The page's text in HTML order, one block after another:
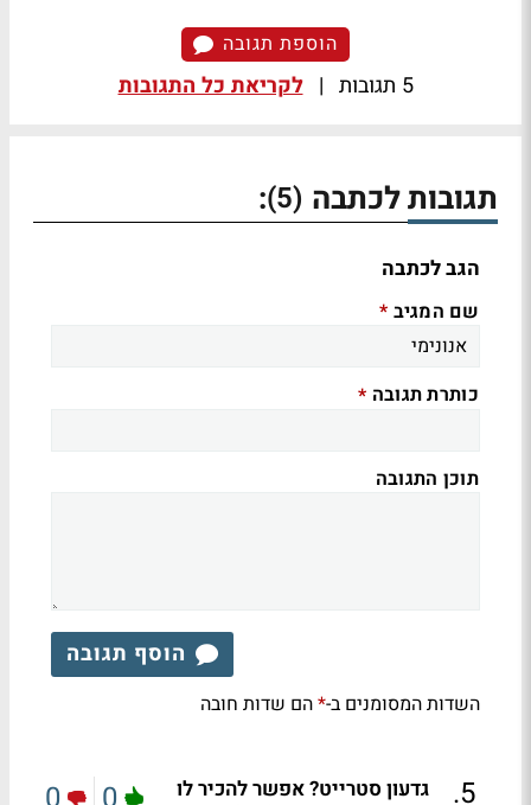
הוספת תגובה
5 תגובות | לקריאת כל התגובות
תגובות לכתבה (5)
:
הגב לכתבה
שם המגיב *
כותרת תגובה *
תוכן התגובה
הוסף תגובה
השדות המסומנים ב-*הם שדות חובה
5
.
גדעון סטרייט? אפשר להכיר לו